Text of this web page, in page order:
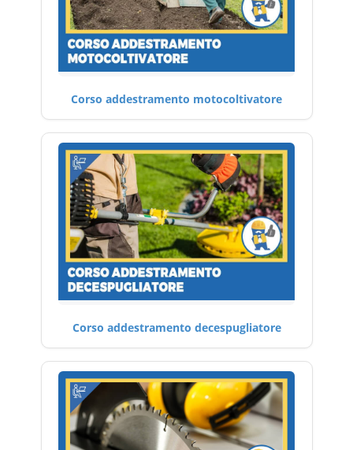
Corso addestramento motocoltivatore
Corso addestramento decespugliatore